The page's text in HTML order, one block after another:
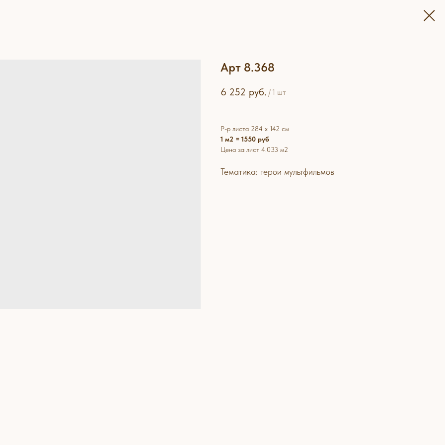
Арт 8.368
6 252 руб. / 1 шт
Р-р листа 284 х 142 см
1 м2 = 1550 руб
Цена за лист 4.033 м2
Тематика: герои мультфильмов